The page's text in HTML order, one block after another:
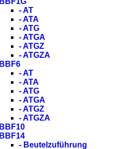
- AT
- ATA
- ATG
- ATGA
- ATGZ
- ATGZA
BBF6
- AT
- ATA
- ATG
- ATGA
- ATGZ
- ATGZA
BBF10
BBF14
- Beutelzuführung